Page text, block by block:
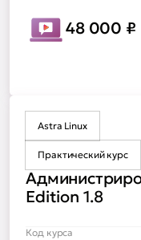
48 000 ₽
Astra Linux
Практический курс
Edition 1.8
Код курса